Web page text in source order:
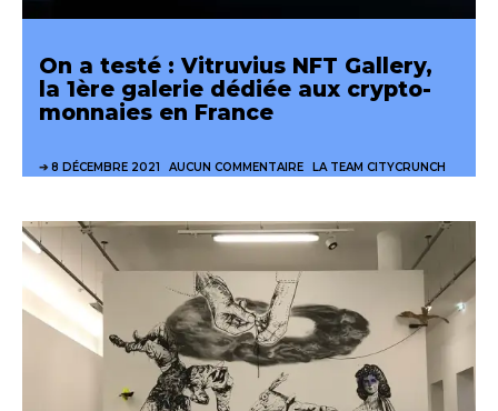
On a testé : Vitruvius NFT Gallery,
la 1ère galerie dédiée aux crypto-
monnaies en France
8 DÉCEMBRE 2021 AUCUN COMMENTAIRE LA TEAM CITYCRUNCH